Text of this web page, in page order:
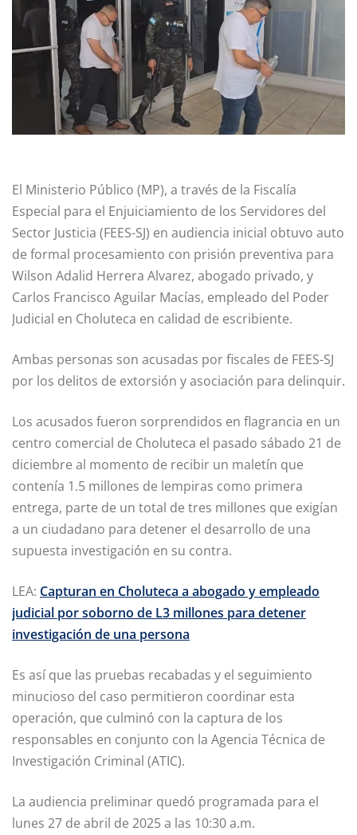
El Ministerio Público (MP), a través de la Fiscalía
Especial para el Enjuiciamiento de los Servidores del
Sector Justicia (FEES-SJ) en audiencia inicial obtuvo auto
de formal procesamiento con prisión preventiva para
Wilson Adalid Herrera Alvarez, abogado privado, y
Carlos Francisco Aguilar Macías, empleado del Poder
Judicial en Choluteca en calidad de escribiente.
Ambas personas son acusadas por fiscales de FEES-SJ
por los delitos de extorsión y asociación para delinquir.
Los acusados fueron sorprendidos en flagrancia en un
centro comercial de Choluteca el pasado sábado 21 de
diciembre al momento de recibir un maletín que
contenía 1.5 millones de lempiras como primera
entrega, parte de un total de tres millones que exigían
a un ciudadano para detener el desarrollo de una
supuesta investigación en su contra.
LEA: Capturan en Choluteca a abogado y empleado
judicial por soborno de L3 millones para detener
investigación de una persona
Es así que las pruebas recabadas y el seguimiento
minucioso del caso permitieron coordinar esta
operación, que culminó con la captura de los
responsables en conjunto con la Agencia Técnica de
Investigación Criminal (ATIC).
La audiencia preliminar quedó programada para el
lunes 27 de abril de 2025 a las 10:30 a.m.